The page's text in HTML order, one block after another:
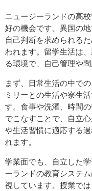
ニュージーランドの高
好の機会です。異国の
自己判断を求められる
われます。留学生活は
る環境で、自己管理や
まず、日常生活の中で
ミリーとの生活や寮生
す。食事や洗濯、時間
でこなすことで、自立
や生活習慣に適応する
れます。
学業面でも、自立した
ーランドの教育システ
視しています。授業で